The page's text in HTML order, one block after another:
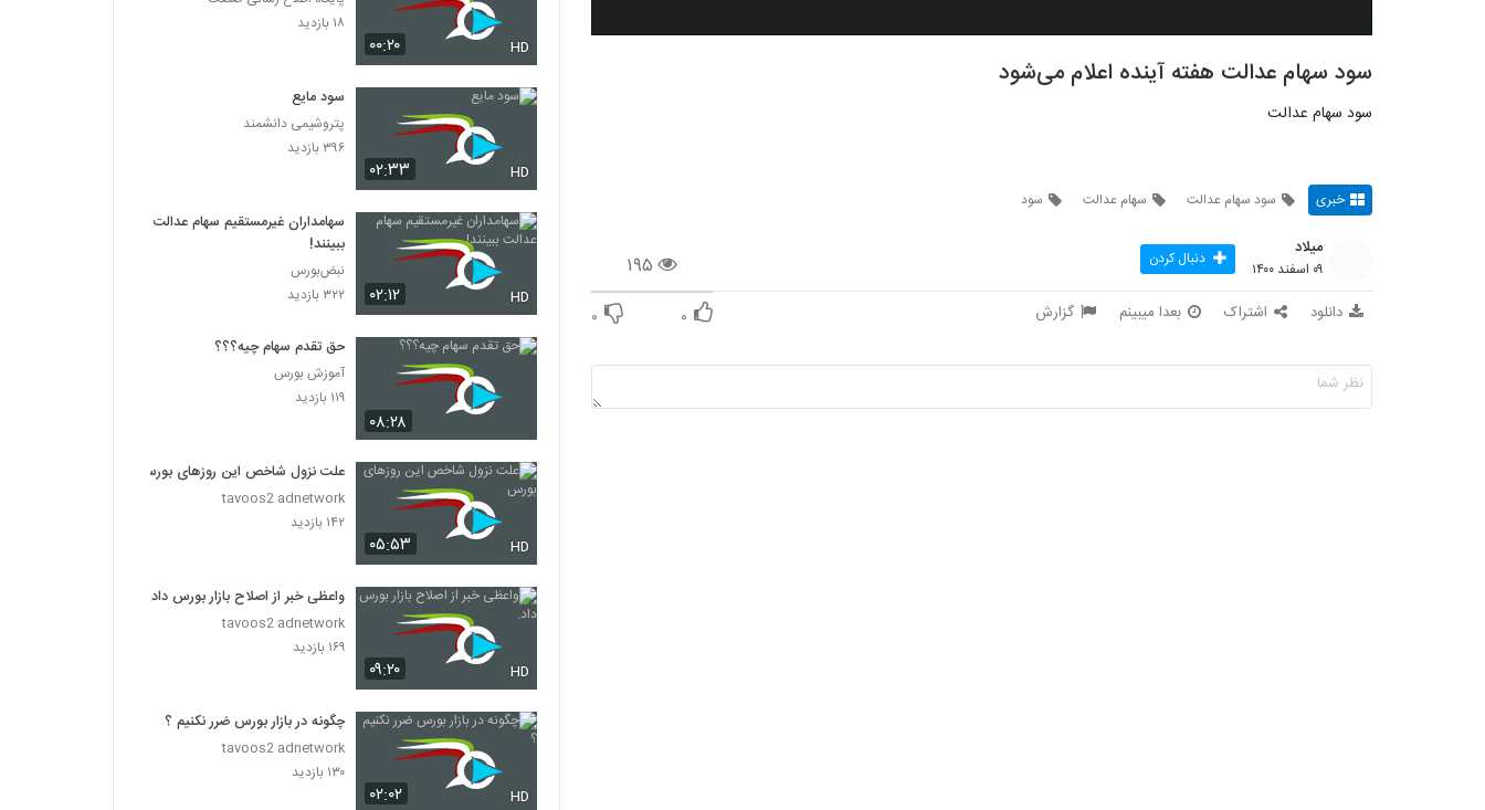
سود سهام عدالت هفته آینده اعلام می‌شود
سود سهام عدالت
خبری سود سهام عدالت سهام عدالت سود
۱۹۵
میلاد
۰۹ اسفند ۱۴۰۰ دنبال کردن
دانلود اشتراک بعدا میبینم گزارش ۰ ۰
۰۰:۲۰ HD
۱۸ بازدید
۰۲:۳۳ HD
سود مایع
پتروشیمی دانشمند
۳۹۶ بازدید
۰۲:۱۲ HD
سهامداران غیرمستقیم سهام عدالت
ببینند!
نبض‌بورس
۳۲۲ بازدید
۰۸:۲۸
حق تقدم سهام چیه؟؟؟
آموزش بورس
۱۱۹ بازدید
۰۵:۵۳ HD
علت نزول شاخص این روزهای بورس
tavoos2 adnetwork
۱۴۲ بازدید
۰۹:۲۰ HD
واعظی خبر از اصلاح بازار بورس داد.
tavoos2 adnetwork
۱۶۹ بازدید
۰۲:۰۲ HD
چگونه در بازار بورس ضرر نکنیم ؟
tavoos2 adnetwork
۱۳۰ بازدید